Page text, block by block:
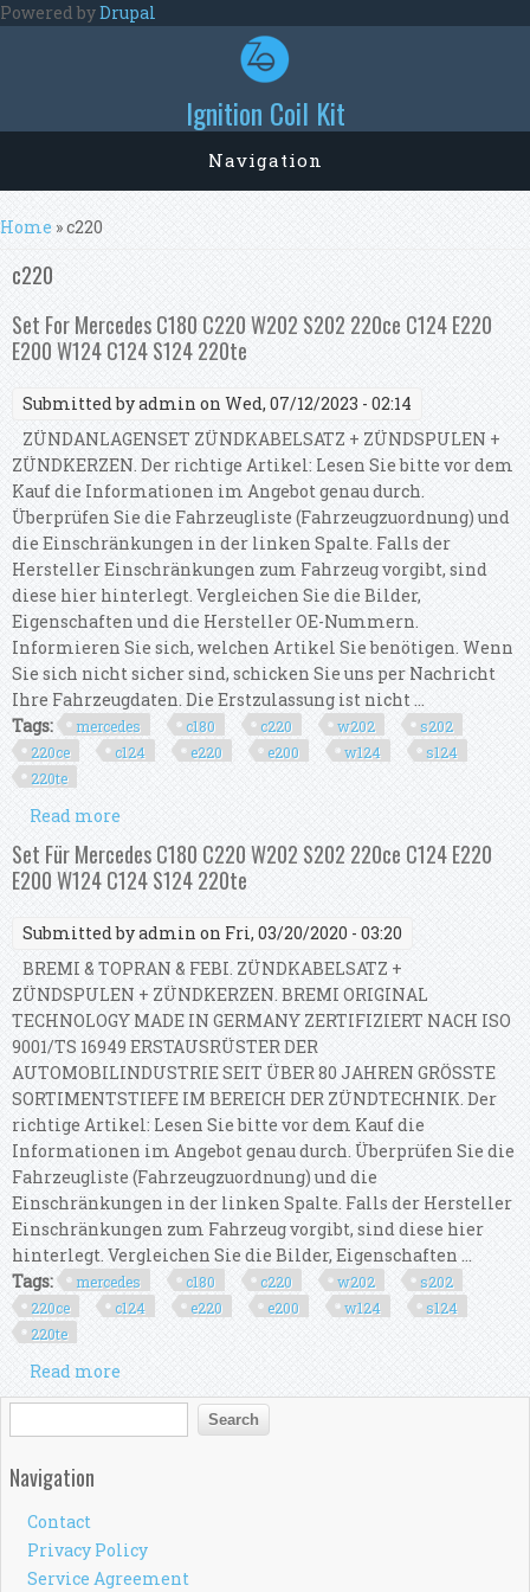
Skip to main content
Powered byDrupal
Ignition Coil Kit
Navigation
You are here
Home » c220
c220
Set For Mercedes C180 C220 W202 S202 220ce C124 E220
E200 W124 C124 S124 220te
Submitted byadmin on Wed, 07/12/2023 - 02:14
ZÜNDANLAGENSET ZÜNDKABELSATZ + ZÜNDSPULEN +
ZÜNDKERZEN. Der richtige Artikel: Lesen Sie bitte vor dem
Kauf die Informationen im Angebot genau durch.
Überprüfen Sie die Fahrzeugliste (Fahrzeugzuordnung) und
die Einschränkungen in der linken Spalte. Falls der
Hersteller Einschränkungen zum Fahrzeug vorgibt, sind
diese hier hinterlegt. Vergleichen Sie die Bilder,
Eigenschaften und die Hersteller OE-Nummern.
Informieren Sie sich, welchen Artikel Sie benötigen. Wenn
Sie sich nicht sicher sind, schicken Sie uns per Nachricht
Ihre Fahrzeugdaten. Die Erstzulassung ist nicht ...
Tags:
mercedes c180 c220 w202
s202
220ce
c124 e220 e200 w124
s124
220te
Read more
220ce C124 E220 E200 W124 C124 S124 220te
Set Für Mercedes C180 C220 W202 S202 220ce C124 E220
E200 W124 C124 S124 220te
Submitted byadmin on Fri, 03/20/2020 - 03:20
BREMI & TOPRAN & FEBI. ZÜNDKABELSATZ +
ZÜNDSPULEN + ZÜNDKERZEN. BREMI ORIGINAL
TECHNOLOGY MADE IN GERMANY ZERTIFIZIERT NACH ISO
9001/TS 16949 ERSTAUSRÜSTER DER
AUTOMOBILINDUSTRIE SEIT ÜBER 80 JAHREN GRÖSSTE
SORTIMENTSTIEFE IM BEREICH DER ZÜNDTECHNIK. Der
richtige Artikel: Lesen Sie bitte vor dem Kauf die
Informationen im Angebot genau durch. Überprüfen Sie die
Fahrzeugliste (Fahrzeugzuordnung) und die
Einschränkungen in der linken Spalte. Falls der Hersteller
Einschränkungen zum Fahrzeug vorgibt, sind diese hier
hinterlegt. Vergleichen Sie die Bilder, Eigenschaften ...
Tags:
mercedes c180 c220 w202
s202
220ce
c124 e220 e200 w124
s124
220te
Read more
220ce C124 E220 E200 W124 C124 S124 220te
Search form
Search
Navigation
Contact
Privacy Policy
Service Agreement